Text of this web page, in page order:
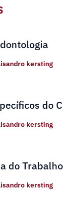
kersting
do
kersting
do Trabalho
kersting